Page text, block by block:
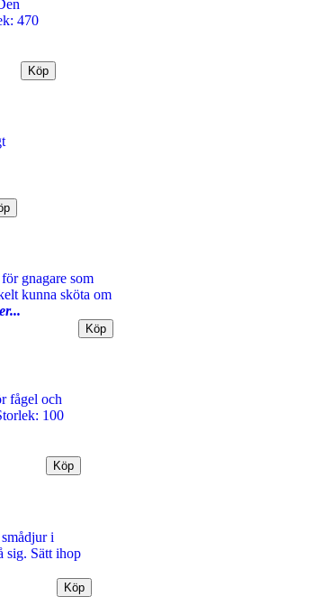
470
gnagare som
kunna sköta om
fågel och
100
i
sig. Sätt ihop